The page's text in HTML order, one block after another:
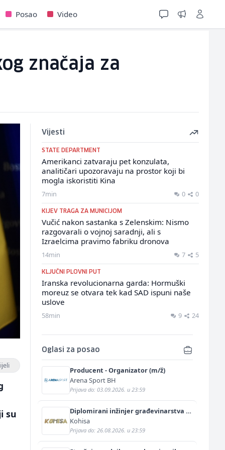
Posao Video
značaja za
su
Vijesti
STATE DEPARTMENT
Amerikanci zatvaraju pet konzulata,
analitičari upozoravaju na prostor koji bi
mogla iskoristiti Kina
7min 0 0
KIJEV TRAGA ZA MUNICIJOM
Vučić nakon sastanka s Zelenskim: Nismo
razgovarali o vojnoj saradnji, ali s
Izraelcima pravimo fabriku dronova
14min 7 5
KLJUČNI PLOVNI PUT
Iranska revolucionarna garda: Hormuški
moreuz se otvara tek kad SAD ispuni naše
uslove
58min 9 24
Oglasi za posao
Producent - Organizator (m/ž)
Arena Sport BH
Prijava do: 03.09.2026. u 23:59
Diplomirani inžinjer građevinarstva -
saobraćajni smjer (m/ž)
Kohisa
Prijava do: 26.08.2026. u 23:59